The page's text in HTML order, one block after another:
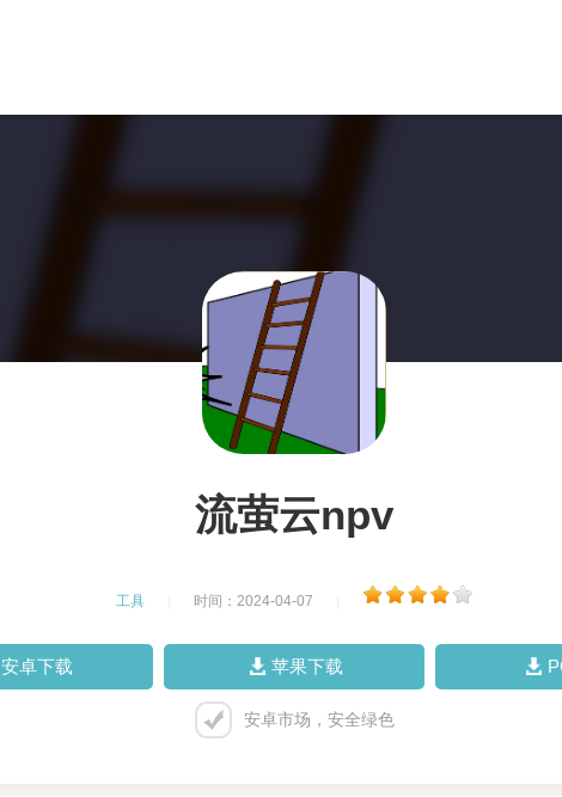
流萤云npv
工具 时间：2024-04-07
安卓下载 苹果下载
安卓市场，安全绿色